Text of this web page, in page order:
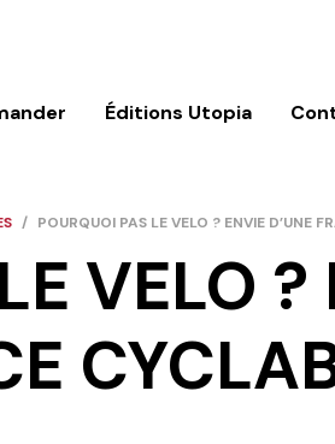
Éditions Utopia
/ POURQUOI PAS LE VELO ? ENVIE D’UNE
VELO ?